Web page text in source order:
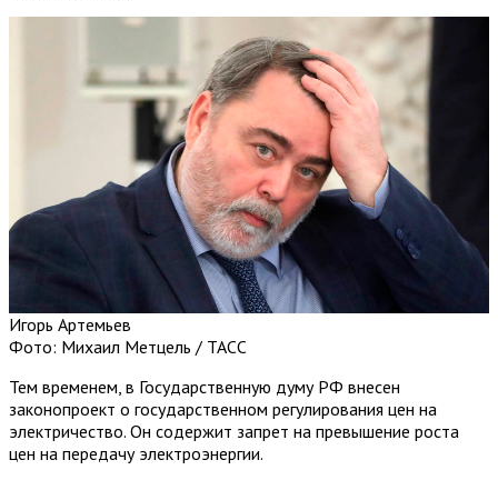
Игорь Артемьев
Фото: Михаил Метцель / ТАСС
Тем временем, в Государственную думу РФ внесен
законопроект о государственном регулирования цен на
электричество. Он содержит запрет на превышение роста
цен на передачу электроэнергии.